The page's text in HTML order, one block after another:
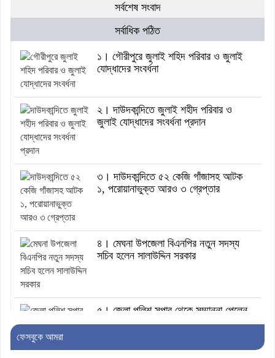
সর্বশেষ সংবাদ
সর্বাধিক পঠিত
১। গৌরীপুরে জুলাই শহিদ পরিবার ও জুলাই
যোদ্ধাদের সংবর্ধনা
২। দাউদকান্দিতে জুলাই শহীদ পরিবার ও
জুলাই যোদ্ধাদের সংবর্ধনা প্রদান
৩। দাউদকান্দিতে ৫২ কেজি গাঁজাসহ আটক
১, পরোয়ানাভুক্ত আরও ৩ গ্রেপ্তার
৪। মেঘনা উপজেলা বিএনপির নতুন সদস্য
সচিব হলেন সালাউদ্দিন সরকার
৫। জেলা পুলিশ সুপার থেকে সম্মাননা পেলেন
দাউদকান্দি মডেল থানার এএসআই সজল
ফেসবুকে আমরা